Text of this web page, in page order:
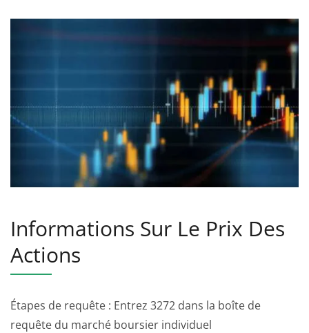
Informations Sur Le Prix Des
Actions
Étapes de requête : Entrez 3272 dans la boîte de
requête du marché boursier individuel